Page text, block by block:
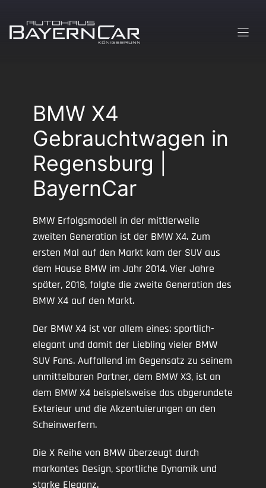
Inhalt
springen
BMW X4
Gebrauchtwagen in
Regensburg |
BayernCar
BMW Erfolgsmodell in der mittlerweile
zweiten Generation ist der BMW X4. Zum
ersten Mal auf den Markt kam der SUV aus
dem Hause BMW im Jahr 2014. Vier Jahre
später, 2018, folgte die zweite Generation des
BMW X4 auf den Markt.
Der BMW X4 ist vor allem eines: sportlich-
elegant und damit der Liebling vieler BMW
SUV Fans. Auffallend im Gegensatz zu seinem
unmittelbaren Partner, dem BMW X3, ist an
dem BMW X4 beispielsweise das abgerundete
Exterieur und die Akzentuierungen an den
Scheinwerfern.
Die X Reihe von BMW überzeugt durch
markantes Design, sportliche Dynamik und
starke Eleganz.